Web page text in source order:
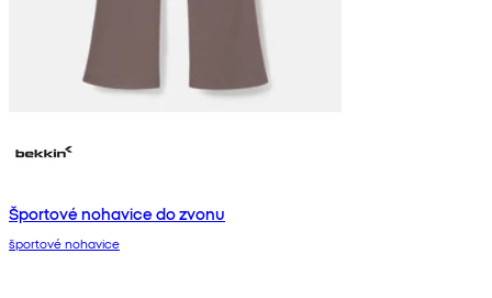
Športové nohavice do zvonu
športové nohavice